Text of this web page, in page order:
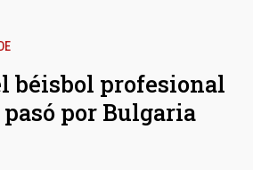
béisbol profesional
por Bulgaria